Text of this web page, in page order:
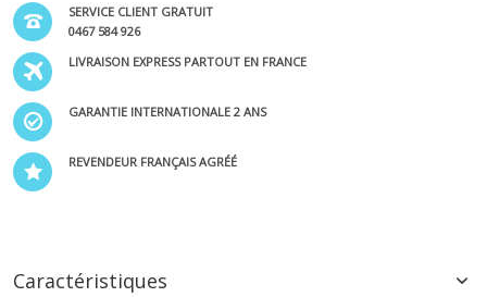
SERVICE CLIENT GRATUIT
0467 584 926
LIVRAISON EXPRESS PARTOUT EN FRANCE
GARANTIE INTERNATIONALE 2 ANS
REVENDEUR FRANÇAIS AGRÉÉ
Caractéristiques